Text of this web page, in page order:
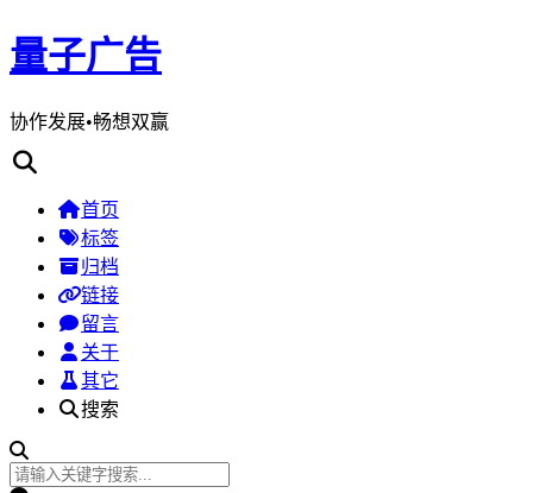
量子广告
协作发展•畅想双赢
首页
标签
归档
链接
留言
关于
其它
搜索